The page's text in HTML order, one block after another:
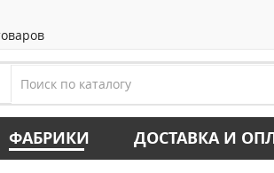
ФАБРИКИ ДОСТАВКА И